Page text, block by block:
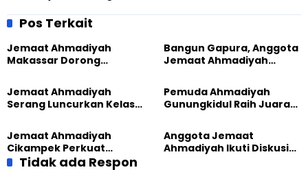
Sembako
Peduli Sesama
Pos Terkait
Jemaat Ahmadiyah
Makassar Dorong
Lewat Edukasi Ekoteologi
Bangun Gapura, Anggota
Jemaat Ahmadiyah
Sambut HUT RI ke-81
Jemaat Ahmadiyah
Serang Luncurkan Kelas
Generasi Unggul
Pemuda Ahmadiyah
Gunungkidul Raih Juara
Jemaat Ahmadiyah
Cikampek Perkuat
Komitmen Bangun Masjid
Anggota Jemaat
Ahmadiyah Ikuti Diskusi
Tidak ada Respon